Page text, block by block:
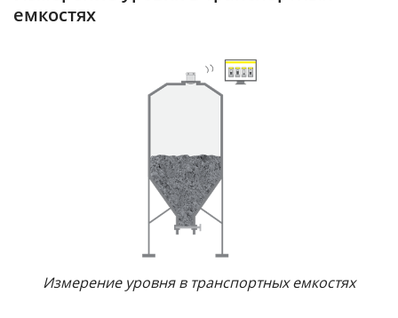
емкостях
Измерение уровня в транспортных емкостях